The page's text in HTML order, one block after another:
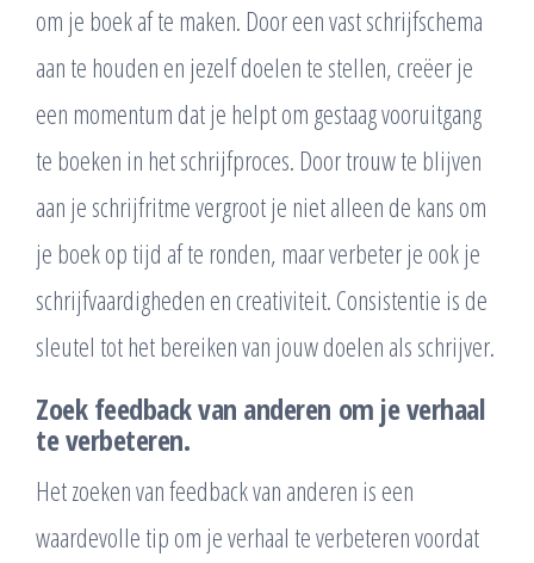
om je boek af te maken. Door een vast schrijfschema
aan te houden en jezelf doelen te stellen, creëer je
een momentum dat je helpt om gestaag vooruitgang
te boeken in het schrijfproces. Door trouw te blijven
aan je schrijfritme vergroot je niet alleen de kans om
je boek op tijd af te ronden, maar verbeter je ook je
schrijfvaardigheden en creativiteit. Consistentie is de
sleutel tot het bereiken van jouw doelen als schrijver.
Zoek feedback van anderen om je verhaal
te verbeteren.
Het zoeken van feedback van anderen is een
waardevolle tip om je verhaal te verbeteren voordat